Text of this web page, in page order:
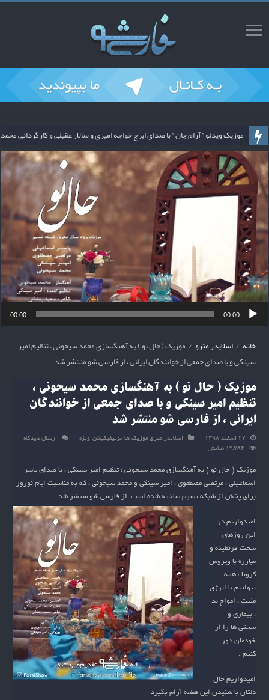
ریمیکس قطعه پشیمان با صدای محسن ملک پور و آهنگسازی محمد سیحونی از
00:00
00:00
خانه / اسلایدر مترو / موزیک ( حال نو ) به آهنگسازی محمد سیحونی ، تنظیم امیر
سینکی و با صدای جمعی از خوانندگان ایرانی ، از فارسی شو منتشر شد
موزیک ( حال نو ) به آهنگسازی محمد سیحونی ،
تنظیم امیر سینکی و با صدای جمعی از خوانندگان
ایرانی ، از فارسی شو منتشر شد
۲۷ اسفند ۱۳۹۸ اسلایدر مترو, موزیک ها,نوتیفیکیشن, ویژه
ارسال دیدگاه
۱۹,۷۸۴ نمایش
موزیک ( حال نو ) به آهنگسازی محمد سیحونی ، تنظیم امیر سینکی ، با صدای یاسر
اسماعیلی ، مرتضی مصطفوی ، امیر سینکی و محمد سیحونی ، که به مناسبت ایام نوروز
برای پخش از شبکه نسیم ساخته شده است از فارسی شو منتشر شد
امیدواریم در
این روزهای
سخت قرنطینه و
مبارزه با ویروس
کرونا ، همه
بتوانیم با انرژی
مثبت ، امواج بد
، بیماری و
سختی ها را از
خودمان دور
کنیم .
امیدواریم حال
دلتان با شنیدن این قطعه آرام بگیرد